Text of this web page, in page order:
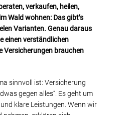
verkaufen, heilen,
Wald wohnen: Das gibt’s
Varianten. Genau daraus
einen verständlichen
Versicherungen brauchen
sinnvoll ist: Versicherung
gegen alles“. Es geht um
klare Leistungen. Wenn wir